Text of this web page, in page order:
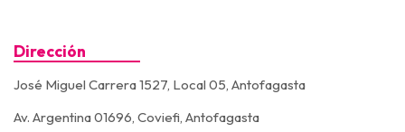
Dirección
José Miguel Carrera 1527, Local 05, Antofagasta
Av. Argentina 01696, Coviefi, Antofagasta